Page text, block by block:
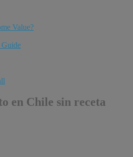
Value?
Guide
en Chile sin receta